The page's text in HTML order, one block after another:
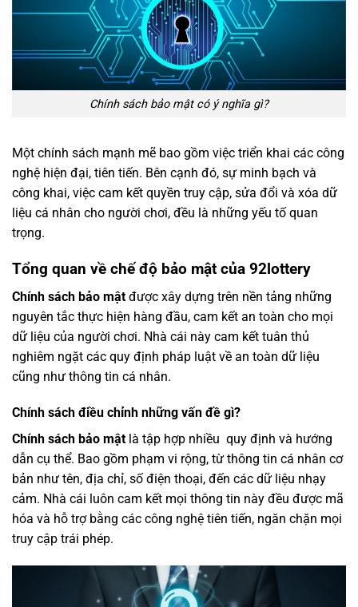
Chính sách bảo mật có ý nghĩa gì?
Một chính sách mạnh mẽ bao gồm việc triển khai các công
nghệ hiện đại, tiên tiến. Bên cạnh đó, sự minh bạch và
công khai, việc cam kết quyền truy cập, sửa đổi và xóa dữ
liệu cá nhân cho người chơi, đều là những yếu tố quan
trọng.
Tổng quan về chế độ bảo mật của 92lottery
Chính sách bảo mật được xây dựng trên nền tảng những
nguyên tắc thực hiện hàng đầu, cam kết an toàn cho mọi
dữ liệu của người chơi. Nhà cái này cam kết tuân thủ
nghiêm ngặt các quy định pháp luật về an toàn dữ liệu
cũng như thông tin cá nhân.
Chính sách điều chỉnh những vấn đề gì?
Chính sách bảo mật là tập hợp nhiều quy định và hướng
dẫn cụ thể. Bao gồm phạm vi rộng, từ thông tin cá nhân cơ
bản như tên, địa chỉ, số điện thoại, đến các dữ liệu nhạy
cảm. Nhà cái luôn cam kết mọi thông tin này đều được mã
hóa và hỗ trợ bằng các công nghệ tiên tiến, ngăn chặn mọi
truy cập trái phép.